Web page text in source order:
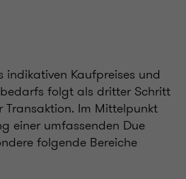
indikativen Kaufpreises und
folgt als dritter Schritt
Im Mittelpunkt
einer umfassenden Due
folgende Bereiche